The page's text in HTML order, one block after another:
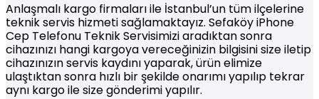
Anlaşmalı kargo firmaları ile İstanbul’un tüm ilçelerine
teknik servis hizmeti sağlamaktayız. Sefaköy iPhone
Cep Telefonu Teknik Servisimizi aradıktan sonra
cihazınızı hangi kargoya vereceğinizin bilgisini size iletip
cihazınızın servis kaydını yaparak, ürün elimize
ulaştıktan sonra hızlı bir şekilde onarımı yapılıp tekrar
aynı kargo ile size gönderimi yapılır.